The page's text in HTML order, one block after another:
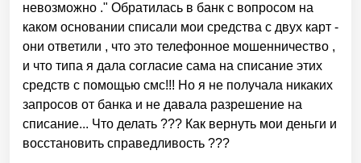
невозможно ." Обратилась в банк с вопросом на
каком основании списали мои средства с двух карт -
они ответили , что это телефонное мошенничество ,
и что типа я дала согласие сама на списание этих
средств с помощью смс!!! Но я не получала никаких
запросов от банка и не давала разрешение на
списание... Что делать ??? Как вернуть мои деньги и
восстановить справедливость ???